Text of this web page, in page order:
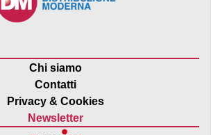
Chi siamo
Contatti
Privacy & Cookies
Newsletter